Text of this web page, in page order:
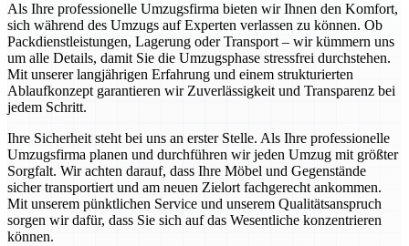
Als Ihre professionelle Umzugsfirma bieten wir Ihnen den Komfort,
sich während des Umzugs auf Experten verlassen zu können. Ob
Packdienstleistungen, Lagerung oder Transport – wir kümmern uns
um alle Details, damit Sie die Umzugsphase stressfrei durchstehen.
Mit unserer langjährigen Erfahrung und einem strukturierten
Ablaufkonzept garantieren wir Zuverlässigkeit und Transparenz bei
jedem Schritt.
Ihre Sicherheit steht bei uns an erster Stelle. Als Ihre professionelle
Umzugsfirma planen und durchführen wir jeden Umzug mit größter
Sorgfalt. Wir achten darauf, dass Ihre Möbel und Gegenstände
sicher transportiert und am neuen Zielort fachgerecht ankommen.
Mit unserem pünktlichen Service und unserem Qualitätsanspruch
sorgen wir dafür, dass Sie sich auf das Wesentliche konzentrieren
können.